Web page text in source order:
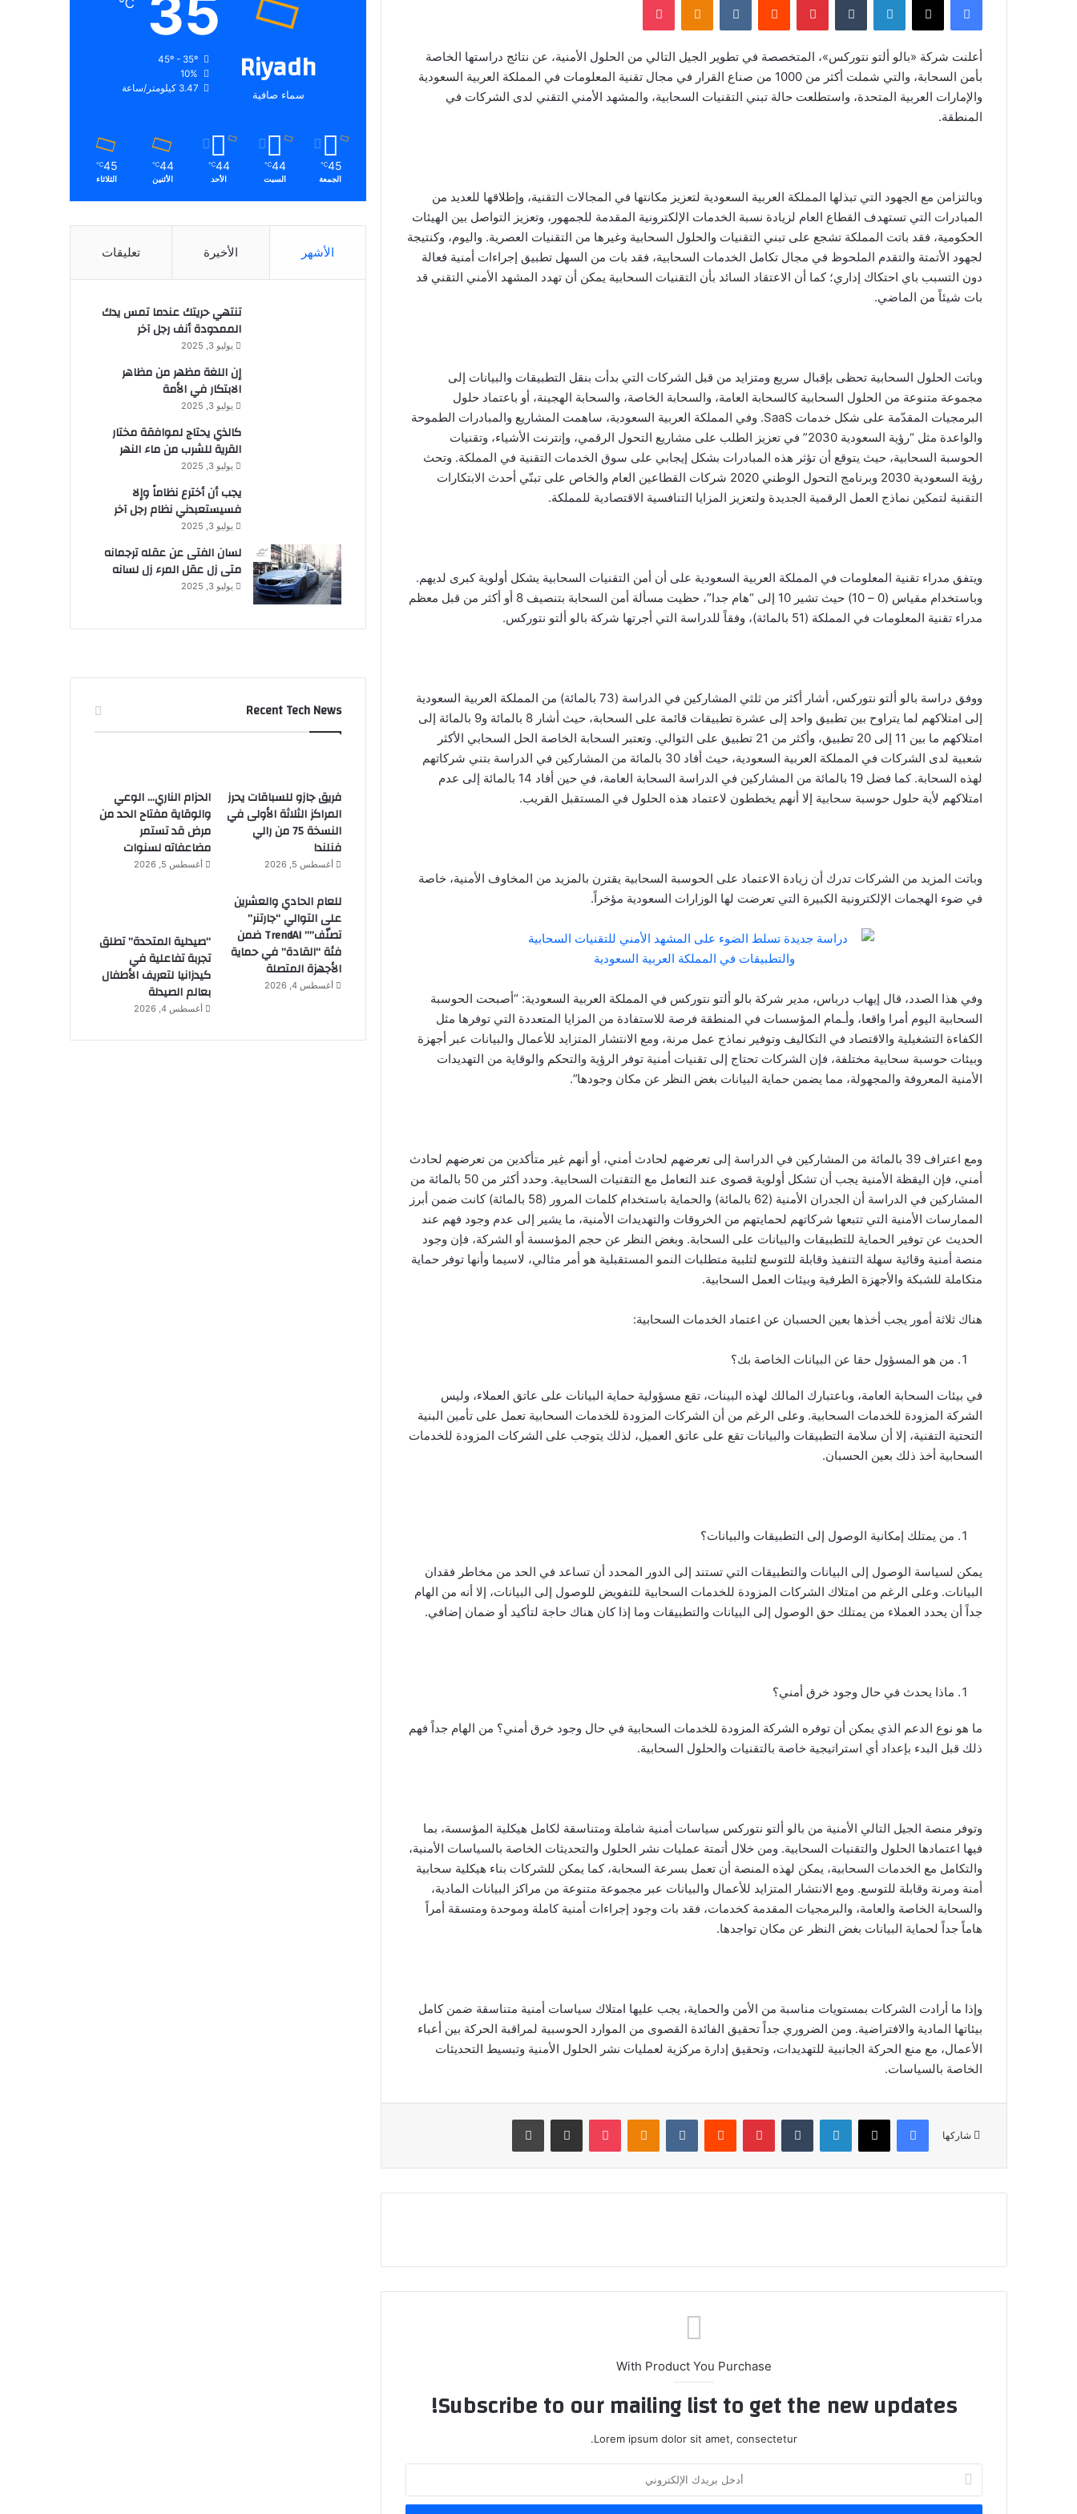
أعلنت شركة «بالو ألتو نتوركس»، المتخصصة في تطوير الجيل التالي من الحلول الأمنية، عن نتائج دراستها الخاصة
بأمن السحابة، والتي شملت أكثر من 1000 من صناع القرار في مجال تقنية المعلومات في المملكة العربية السعودية
والإمارات العربية المتحدة، واستطلعت حالة تبني التقنيات السحابية، والمشهد الأمني التقني لدى الشركات في
المنطقة.
وبالتزامن مع الجهود التي تبذلها المملكة العربية السعودية لتعزيز مكانتها في المجالات التقنية، وإطلاقها للعديد من
المبادرات التي تستهدف القطاع العام لزيادة نسبة الخدمات الإلكترونية المقدمة للجمهور، وتعزيز التواصل بين الهيئات
الحكومية، فقد باتت المملكة تشجع على تبني التقنيات والحلول السحابية وغيرها من التقنيات العصرية. واليوم، وكنتيجة
لجهود الأتمتة والتقدم الملحوظ في مجال تكامل الخدمات السحابية، فقد بات من السهل تطبيق إجراءات أمنية فعالة
دون التسبب باي احتكاك إداري؛ كما أن الاعتقاد السائد بأن التقنيات السحابية يمكن أن تهدد المشهد الأمني التقني قد
بات شيئاً من الماضي.
وباتت الحلول السحابية تحظى بإقبال سريع ومتزايد من قبل الشركات التي بدأت بنقل التطبيقات والبيانات إلى
مجموعة متنوعة من الحلول السحابية كالسحابة العامة، والسحابة الخاصة، والسحابة الهجينة، أو باعتماد حلول
البرمجيات المقدّمة على شكل خدمات SaaS. وفي المملكة العربية السعودية، ساهمت المشاريع والمبادرات الطموحة
والواعدة مثل “رؤية السعودية 2030” في تعزيز الطلب على مشاريع التحول الرقمي، وإنترنت الأشياء، وتقنيات
الحوسبة السحابية، حيث يتوقع أن تؤثر هذه المبادرات بشكل إيجابي على سوق الخدمات التقنية في المملكة. وتحث
رؤية السعودية 2030 وبرنامج التحول الوطني 2020 شركات القطاعين العام والخاص على تبنّي أحدث الابتكارات
التقنية لتمكين نماذج العمل الرقمية الجديدة ولتعزيز المزايا التنافسية الاقتصادية للمملكة.
ويتفق مدراء تقنية المعلومات في المملكة العربية السعودية على أن أمن التقنيات السحابية يشكل أولوية كبرى لديهم.
وباستخدام مقياس (0 – 10) حيث تشير 10 إلى “هام جدا”، حظيت مسألة أمن السحابة بتنصيف 8 أو أكثر من قبل معظم
مدراء تقنية المعلومات في المملكة (51 بالمائة)، وفقاً للدراسة التي أجرتها شركة بالو ألتو نتوركس.
ووفق دراسة بالو ألتو نتوركس، أشار أكثر من ثلثي المشاركين في الدراسة (73 بالمائة) من المملكة العربية السعودية
إلى امتلاكهم لما يتراوح بين تطبيق واحد إلى عشرة تطبيقات قائمة على السحابة، حيث أشار 8 بالمائة و9 بالمائة إلى
امتلاكهم ما بين 11 إلى 20 تطبيق، وأكثر من 21 تطبيق على التوالي. وتعتبر السحابة الخاصة الحل السحابي الأكثر
شعبية لدى الشركات في المملكة العربية السعودية، حيث أفاد 30 بالمائة من المشاركين في الدراسة بتني شركاتهم
لهذه السحابة. كما فضل 19 بالمائة من المشاركين في الدراسة السحابة العامة، في حين أفاد 14 بالمائة إلى عدم
امتلاكهم لأية حلول حوسبة سحابية إلا أنهم يخططون لاعتماد هذه الحلول في المستقبل القريب.
وباتت المزيد من الشركات تدرك أن زيادة الاعتماد على الحوسبة السحابية يقترن بالمزيد من المخاوف الأمنية، خاصة
في ضوء الهجمات الإلكترونية الكبيرة التي تعرضت لها الوزارات السعودية مؤخراً.
وفي هذا الصدد، قال إيهاب درباس، مدير شركة بالو ألتو نتوركس في المملكة العربية السعودية: “أصبحت الحوسبة
السحابية اليوم أمرا واقعا، وأـمام المؤسسات في المنطقة فرصة للاستفادة من المزايا المتعددة التي توفرها مثل
الكفاءة التشغيلية والاقتصاد في التكاليف وتوفير نماذج عمل مرنة، ومع الانتشار المتزايد للأعمال والبيانات عبر أجهزة
وبيئات حوسبة سحابية مختلفة، فإن الشركات تحتاج إلى تقنيات أمنية توفر الرؤية والتحكم والوقاية من التهديدات
الأمنية المعروفة والمجهولة، مما يضمن حماية البيانات بغض النظر عن مكان وجودها”.
ومع اعتراف 39 بالمائة من المشاركين في الدراسة إلى تعرضهم لحادث أمني، أو أنهم غير متأكدين من تعرضهم لحادث
أمني، فإن اليقظة الأمنية يجب أن تشكل أولوية قصوى عند التعامل مع التقنيات السحابية. وحدد أكثر من 50 بالمائة من
المشاركين في الدراسة أن الجدران الأمنية (62 بالمائة) والحماية باستخدام كلمات المرور (58 بالمائة) كانت ضمن أبرز
الممارسات الأمنية التي تتبعها شركاتهم لحمايتهم من الخروقات والتهديدات الأمنية، ما يشير إلى عدم وجود فهم عند
الحديث عن توفير الحماية للتطبيقات والبيانات على السحابة. وبغض النظر عن حجم المؤسسة أو الشركة، فإن وجود
منصة أمنية وقائية سهلة التنفيذ وقابلة للتوسع لتلبية متطلبات النمو المستقبلية هو أمر مثالي، لاسيما وأنها توفر حماية
متكاملة للشبكة والأجهزة الطرفية وبيئات العمل السحابية.
هناك ثلاثة أمور يجب أخذها بعين الحسبان عن اعتماد الخدمات السحابية:
من هو المسؤول حقا عن البيانات الخاصة بك؟
في بيئات السحابة العامة، وباعتبارك المالك لهذه البينات، تقع مسؤولية حماية البيانات على عاتق العملاء، وليس
الشركة المزودة للخدمات السحابية. وعلى الرغم من أن الشركات المزودة للخدمات السحابية تعمل على تأمين البنية
التحتية التقنية، إلا أن سلامة التطبيقات والبيانات تقع على عاتق العميل، لذلك يتوجب على الشركات المزودة للخدمات
السحابية أخذ ذلك بعين الحسبان.
من يمتلك إمكانية الوصول إلى التطبيقات والبيانات؟
يمكن لسياسة الوصول إلى البيانات والتطبيقات التي تستند إلى الدور المحدد أن تساعد في الحد من مخاطر فقدان
البيانات. وعلى الرغم من امتلاك الشركات المزودة للخدمات السحابية للتفويض للوصول إلى البيانات، إلا أنه من الهام
جداً أن يحدد العملاء من يمتلك حق الوصول إلى البيانات والتطبيقات وما إذا كان هناك حاجة لتأكيد أو ضمان إضافي.
ماذا يحدث في حال وجود خرق أمني؟
ما هو نوع الدعم الذي يمكن أن توفره الشركة المزودة للخدمات السحابية في حال وجود خرق أمني؟ من الهام جداً فهم
ذلك قبل البدء بإعداد أي استراتيجية خاصة بالتقنيات والحلول السحابية.
وتوفر منصة الجيل التالي الأمنية من بالو ألتو نتوركس سياسات أمنية شاملة ومتناسقة لكامل هيكلية المؤسسة، بما
فيها اعتمادها الحلول والتقنيات السحابية. ومن خلال أتمتة عمليات نشر الحلول والتحديثات الخاصة بالسياسات الأمنية،
والتكامل مع الخدمات السحابية، يمكن لهذه المنصة أن تعمل بسرعة السحابة، كما يمكن للشركات بناء هيكلية سحابية
أمنة ومرنة وقابلة للتوسع. ومع الانتشار المتزايد للأعمال والبيانات عبر مجموعة متنوعة من مراكز البيانات المادية،
والسحابة الخاصة والعامة، والبرمجيات المقدمة كخدمات، فقد بات وجود إجراءات أمنية كاملة وموحدة ومتسقة أمراً
هاماً جداً لحماية البيانات بغض النظر عن مكان تواجدها.
وإذا ما أرادت الشركات بمستويات مناسبة من الأمن والحماية، يجب عليها امتلاك سياسات أمنية متناسقة ضمن كامل
بيئاتها المادية والافتراضية. ومن الضروري جداً تحقيق الفائدة القصوى من الموارد الحوسبية لمراقبة الحركة بين أعباء
الأعمال، مع منع الحركة الجانبية للتهديدات، وتحقيق إدارة مركزية لعمليات نشر الحلول الأمنية وتبسيط التحديثات
الخاصة بالسياسات.
شاركها
فيسبوك لينكدإن بينتيريست
With Product You Purchase
Subscribe to our mailing list to get the new updates!
Lorem ipsum dolor sit amet, consectetur.
خ
Riyadh
سماء صافية
35
℃
10%
3.47 كيلومتر/ساعة
45
℃
الجمعة
44
℃
السبت
44
℃
الأحد
44
℃
الأثنين
45
℃
الثلاثاء
الأشهر الأخيرة تعليقات
تنتهي حريتك عندما تمس يدك
الممدودة أنف رجل آخر
يوليو 3, 2025
إن اللغة مظهر من مظاهر
الابتكار في الأمة
يوليو 3, 2025
كالذي يحتاج لموافقة مختار
القرية للشرب من ماء النهر
يوليو 3, 2025
يجب أن أخترع نظاماً وإلا
فسيستعبدني نظام رجل آخر
يوليو 3, 2025
لسان الفتى عن عقله ترجمانه
متى زل عقل المرء زل لسانه
يوليو 3, 2025
Recent Tech News
فريق جازو للسباقات يحرز
المراكز الثلاثة الأولى في
النسخة 75 من رالي
فنلندا
أغسطس 5, 2026
الحزام الناري… الوعي
والوقاية مفتاح الحد من
مرض قد تستمر
مضاعفاته لسنوات
أغسطس 5, 2026
للعام الحادي والعشرين
على التوالي “جارتنر”
تصنّف”” TrendAI ضمن
فئة “القادة” في حماية
الأجهزة المتصلة
أغسطس 4, 2026
“صيدلية المتحدة” تطلق
تجربة تفاعلية في
كيدزانيا لتعريف الأطفال
بعالم الصيدلة
أغسطس 4, 2026